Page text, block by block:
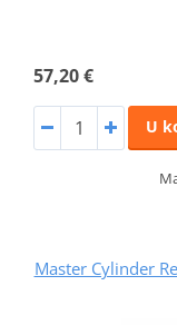
57,20 €
U
Master Cylinder